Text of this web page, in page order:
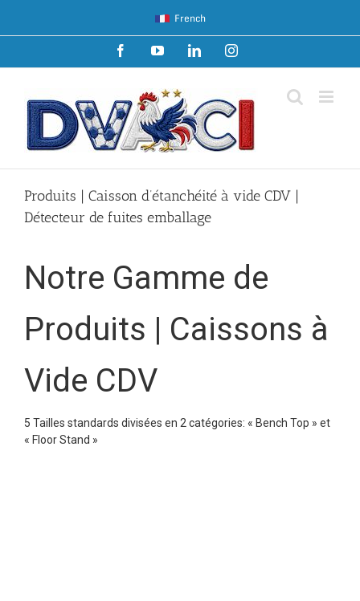
contenu
French
FacebookYouTubeLinkedInInstagram
Produits | Caisson d’étanchéité à vide CDV |
Détecteur de fuites emballage
Notre Gamme de
Produits | Caissons à
Vide CDV
5 Tailles standards divisées en 2 catégories: « Bench Top » et
« Floor Stand »